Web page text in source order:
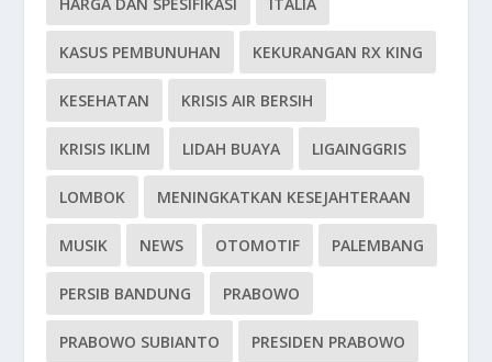
KASUS PEMBUNUHAN KEKURANGAN RX KING
KESEHATAN KRISIS AIR BERSIH
KRISIS IKLIM LIDAH BUAYA LIGAINGGRIS
LOMBOK MENINGKATKAN KESEJAHTERAAN
MUSIK NEWS OTOMOTIF PALEMBANG
PERSIB BANDUNG PRABOWO
PRABOWO SUBIANTO PRESIDEN PRABOWO